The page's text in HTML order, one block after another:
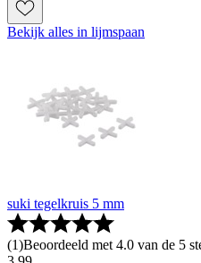
Bekijk alles in lijmspaan
suki tegelkruis 5 mm
(1)Beoordeeld met 4.0 van de 5